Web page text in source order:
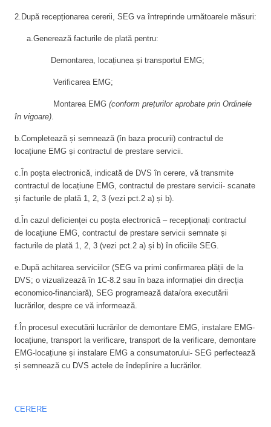
2.După recepționarea cererii, SEG va întreprinde următoarele măsuri:
a.Generează facturile de plată pentru:
Demontarea, locațiunea și transportul EMG;
Verificarea EMG;
Montarea EMG (conform prețurilor aprobate prin Ordinele
în vigoare).
b.Completează și semnează (în baza procurii) contractul de
locațiune EMG și contractul de prestare servicii.
c.În poșta electronică, indicată de DVS în cerere, vă transmite
contractul de locațiune EMG, contractul de prestare servicii- scanate
și facturile de plată 1, 2, 3 (vezi pct.2 a) și b).
d.În cazul deficienței cu poșta electronică – recepționați contractul
de locațiune EMG, contractul de prestare servicii semnate și
facturile de plată 1, 2, 3 (vezi pct.2 a) și b) în oficiile SEG.
e.După achitarea serviciilor (SEG va primi confirmarea plății de la
DVS; o vizualizează în 1C-8.2 sau în baza informației din direcția
economico-financiară), SEG programează data/ora executării
lucrărilor, despre ce vă informează.
f.În procesul executării lucrărilor de demontare EMG, instalare EMG-
locațiune, transport la verificare, transport de la verificare, demontare
EMG-locațiune și instalare EMG a consumatorului- SEG perfectează
și semnează cu DVS actele de îndeplinire a lucrărilor.
CERERE